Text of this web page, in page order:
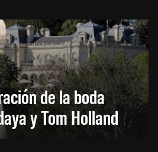
de la boda
y Tom Holland